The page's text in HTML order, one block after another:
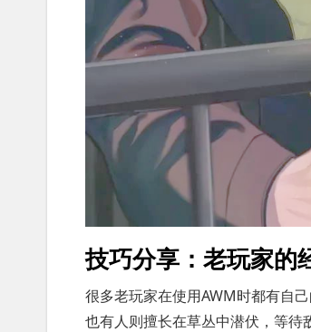
技巧分享：老玩家的
很多老玩家在使用AWM时都有自
也有人则擅长在草丛中潜伏，等